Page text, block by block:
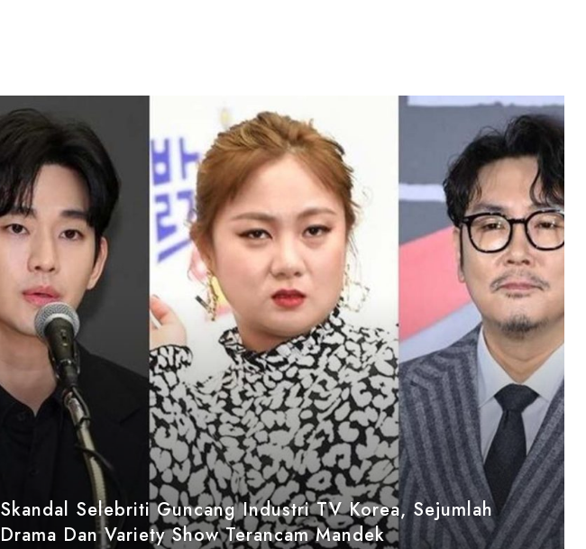
Skandal Selebriti Guncang Industri TV Korea, Sejumlah
Drama Dan Variety Show Terancam Mandek